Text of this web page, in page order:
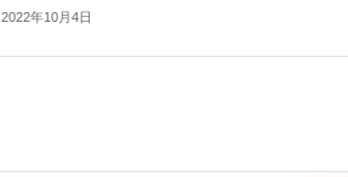
2022年10月4日